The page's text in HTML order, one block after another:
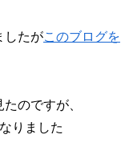
したがこのブログを
のですが、
りました